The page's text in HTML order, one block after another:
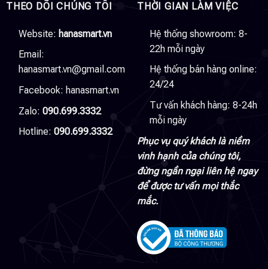
THEO DÕI CHÚNG TÔI
Website: hanasmart.vn
Email:
hanasmart.vn@gmail.com
Facebook: hanasmart.vn
Zalo: 090.699.3332
Hotline: 090.699.3332
THỜI GIAN LÀM VIỆC
Hệ thống showroom: 8-
22h mỗi ngày
Hệ thống bán hàng online:
24/24
Tư vấn khách hàng: 8-24h
mỗi ngày
Phục vụ quý khách là niềm
vinh hạnh của chúng tôi,
đừng ngần ngại liên hệ ngay
để được tư vấn mọi thắc
mắc.